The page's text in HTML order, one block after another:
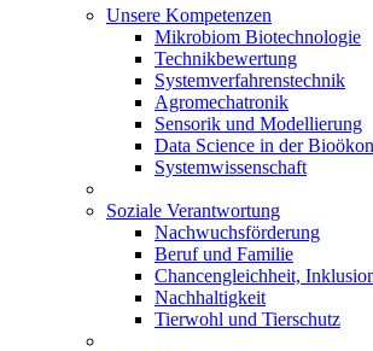
Unsere Kompetenzen
Mikrobiom Biotechnologie
Technikbewertung
Systemverfahrenstechnik
Agromechatronik
Sensorik und Modellierung
Data Science in der
Systemwissenschaft
Soziale Verantwortung
Nachwuchsförderung
Beruf und Familie
Chancengleichheit,
Nachhaltigkeit
Tierwohl und Tierschutz